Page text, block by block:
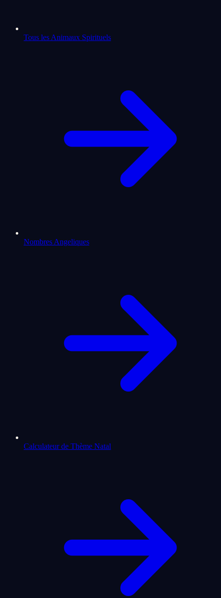
Tous les Animaux Spirituels
Nombres Angeliques
Calculateur de Thème Natal